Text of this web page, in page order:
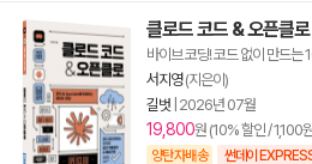
클로드 코드 & 오픈클로
바이브 코딩! 코드 없이 만드는
서지영(지은이)
길벗 2026년 07월
19,800원 (10% 할인 / 1,100
양탄자배송 썬데이